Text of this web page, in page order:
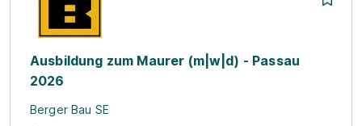
Ausbildung zum Maurer (m|w|d) - Passau
2026
Berger Bau SE